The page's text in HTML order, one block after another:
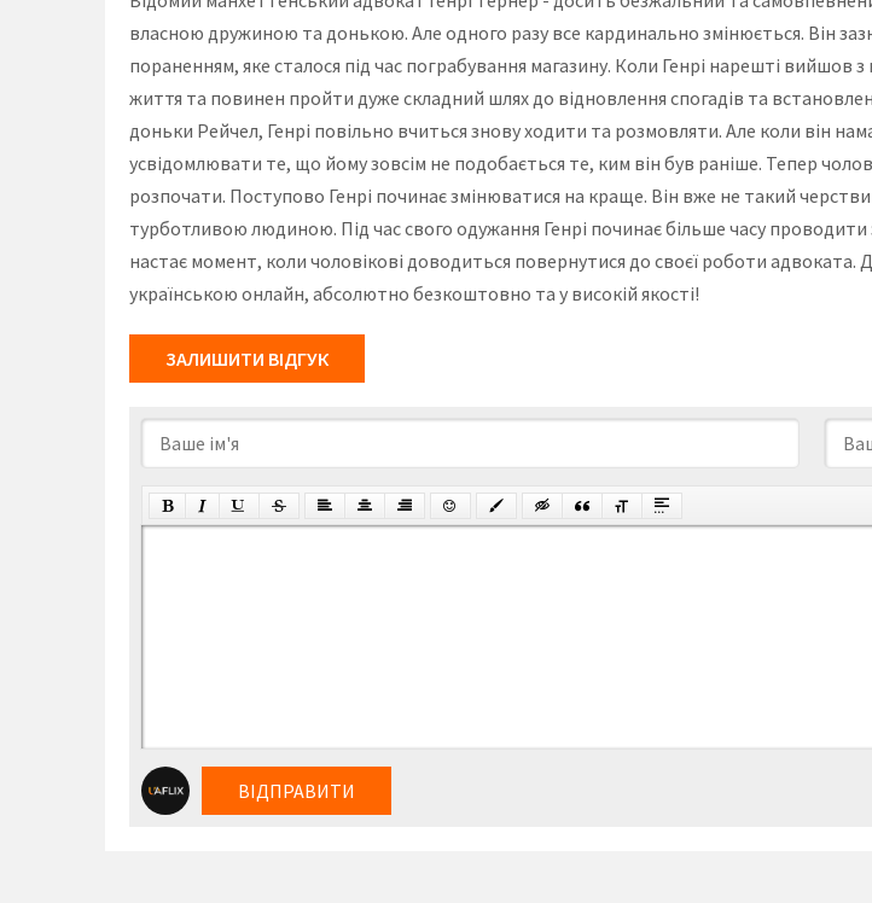
власною дружиною та донькою. Але одного разу все кардинально змінюється. Він
пораненням, яке сталося під час пограбування магазину. Коли Генрі нарешті
життя та повинен пройти дуже складний шлях до відновлення спогадів та
доньки Рейчел, Генрі повільно вчиться знову ходити та розмовляти. Але коли він
усвідомлювати те, що йому зовсім не подобається те, ким він був раніше. Тепер
розпочати. Поступово Генрі починає змінюватися на краще. Він вже не такий
турботливою людиною. Під час свого одужання Генрі починає більше часу
настає момент, коли чоловікові доводиться повернутися до своєї роботи
українською онлайн, абсолютно безкоштовно та у високій якості!
ЗАЛИШИТИ ВІДГУК
ВІДПРАВИТИ